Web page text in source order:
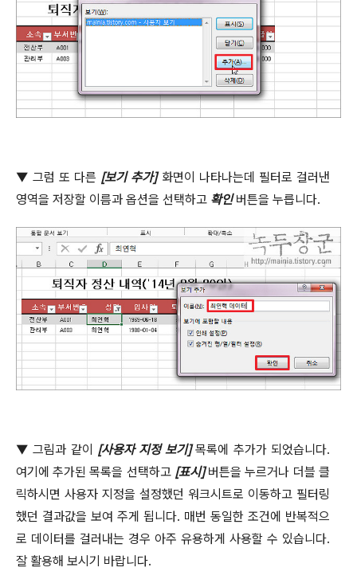
▼ 그럼 또 다른 [보기 추가] 화면이 나타나는데 필터로 걸러낸
영역을 저장할 이름과 옵션을 선택하고 확인버튼을 누릅니다.
▼ 그림과 같이 [사용자 지정 보기]목록에 추가가 되었습니다.
여기에 추가된 목록을 선택하고 [표시] 버튼을 누르거나 더블 클
릭하시면 사용자 지정을 설정했던 워크시트로 이동하고 필터링
했던 결과값을 보여 주게 됩니다. 매번 동일한 조건에 반복적으
로 데이터를 걸러내는 경우 아주 유용하게 사용할 수 있습니다.
잘 활용해 보시기 바랍니다.